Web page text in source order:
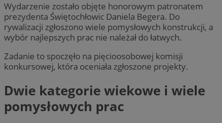
Wydarzenie zostało objęte honorowym patronatem
prezydenta Świętochłowic Daniela Begera. Do
rywalizacji zgłoszono wiele pomysłowych konstrukcji, a
wybór najlepszych prac nie należał do łatwych.
Zadanie to spoczęło na pięcioosobowej komisji
konkursowej, która oceniała zgłoszone projekty.
Dwie kategorie wiekowe i wiele
pomysłowych prac